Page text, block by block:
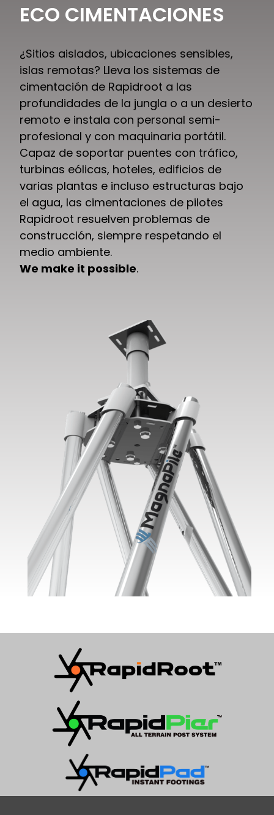
ECO CIMENTACIONES
¿Sitios aislados, ubicaciones sensibles,
islas remotas? Lleva los sistemas de
cimentación de Rapidroot a las
profundidades de la jungla o a un desierto
remoto e instala con personal semi-
profesional y con maquinaria portátil.
Capaz de soportar puentes con tráfico,
turbinas eólicas, hoteles, edificios de
varias plantas e incluso estructuras bajo
el agua, las cimentaciones de pilotes
Rapidroot resuelven problemas de
construcción, siempre respetando el
medio ambiente.
We make it possible.